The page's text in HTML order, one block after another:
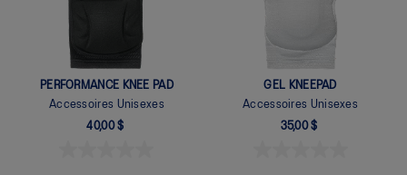
PERFORMANCE KNEE PAD
Accessoires Unisexes
40,00 $
GEL KNEEPAD
Accessoires Unisexes
35,00 $